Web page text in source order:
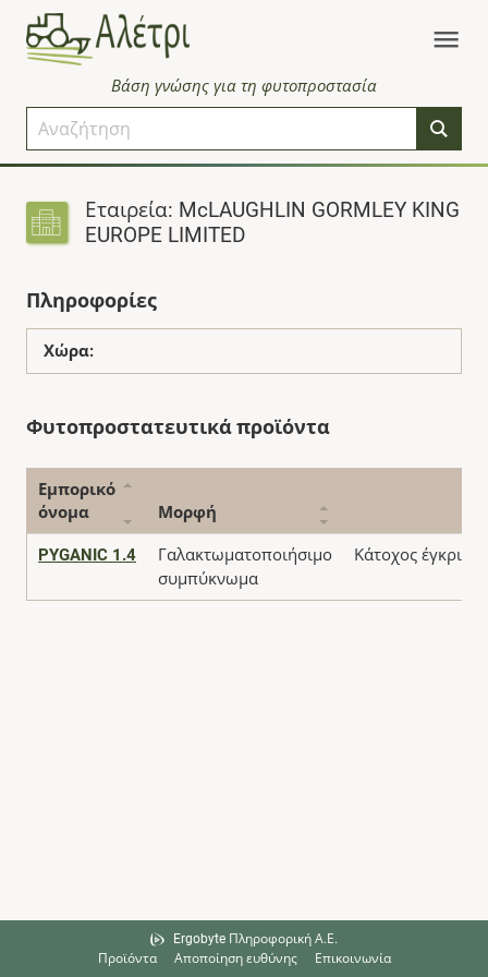
Βάση γνώσης για τη φυτοπροστασία
Εταιρεία: McLAUGHLIN GORMLEY KING
EUROPE LIMITED
Πληροφορίες
Χώρα:
Φυτοπροστατευτικά προϊόντα
Εμπορικό
όνομα
Μορφή
PYGANIC 1.4
Γαλακτωματοποιήσιμο
συμπύκνωμα
Κάτοχος έγκρισης
Ergobyte Πληροφορική Α.Ε.
Προϊόντα
Αποποίηση ευθύνης Επικοινωνία